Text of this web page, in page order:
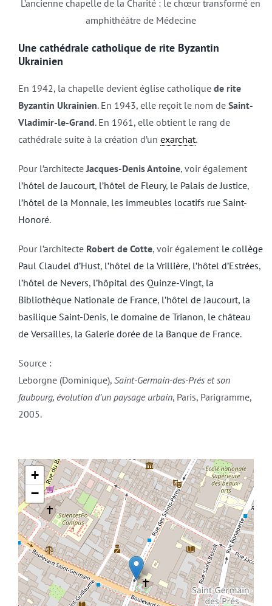
L’ancienne chapelle de la Charité : le chœur transformé en
amphithéâtre de Médecine
Une cathédrale catholique de rite Byzantin
Ukrainien
En 1942, la chapelle devient église catholique de rite
Byzantin Ukrainien. En 1943, elle reçoit le nom de Saint-
Vladimir-le-Grand. En 1961, elle obtient le rang de
cathédrale suite à la création d’un exarchat.
Pour l’architecteJacques-Denis Antoine, voir également
l’hôtel de Jaucourt, l’hôtel de Fleury, le Palais de Justice,
l’hôtel de la Monnaie, les immeubles locatifs rue Saint-
Honoré.
Pour l’architecte Robert de Cotte, voir également le collège
Paul Claudel d’Hust, l’hôtel de la Vrillière, l’hôtel d’Estrées,
l’hôtel de Nevers, l’hôpital des Quinze-Vingt, la
Bibliothèque Nationale de France, l’hôtel de Jaucourt, la
basilique Saint-Denis, le domaine de Trianon, le château
de Versailles, la Galerie dorée de la Banque de France.
Source :
Leborgne (Dominique), Saint-Germain-des-Prés et son
faubourg, évolution d’un paysage urbain, Paris, Parigramme,
2005.
+
−